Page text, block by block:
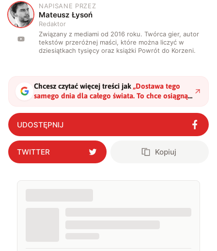
M
NAPISANE PRZEZ
Mateusz Łysoń
Redaktor
Związany z mediami od 2016 roku. Twórca gier, autor
tekstów przeróżnej maści, które można liczyć w
dziesiątkach tysięcy oraz książki Powrót do Korzeni.
Chcesz czytać więcej treści jak „Dostawa tego
samego dnia dla całego świata. To chce osiągnąć
Elroy Air z dronami Chapparral C1"?
UDOSTĘPNIJ
TWITTER Kopiuj